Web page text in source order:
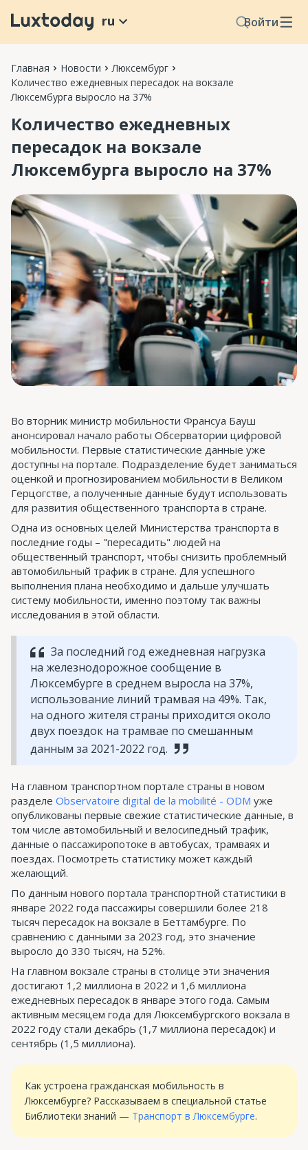
Войти
ru
Главная Новости
Люксембург
Количество ежедневных пересадок на вокзале
Люксембурга выросло на 37%
Количество ежедневных
пересадок на вокзале
Люксембурга выросло на 37%
Во вторник министр мобильности Франсуа Бауш
анонсировал начало работы Обсерватории цифровой
мобильности. Первые статистические данные уже
доступны на портале. Подразделение будет заниматься
оценкой и прогнозированием мобильности в Великом
Герцогстве, а полученные данные будут использовать
для развития общественного транспорта в стране.
Одна из основных целей Министерства транспорта в
последние годы – "пересадить" людей на
общественный транспорт, чтобы снизить проблемный
автомобильный трафик в стране. Для успешного
выполнения плана необходимо и дальше улучшать
систему мобильности, именно поэтому так важны
исследования в этой области.
За последний год ежедневная нагрузка
на железнодорожное сообщение в
Люксембурге в среднем выросла на 37%,
использование линий трамвая на 49%. Так,
на одного жителя страны приходится около
двух поездок на трамвае по смешанным
данным за 2021-2022 год.
На главном транспортном портале страны в новом
разделе Observatoire digital de la mobilité - ODM уже
опубликованы первые свежие статистические данные, в
том числе автомобильный и велосипедный трафик,
данные о пассажиропотоке в автобусах, трамваях и
поездах. Посмотреть статистику может каждый
желающий.
По данным нового портала транспортной статистики в
январе 2022 года пассажиры совершили более 218
тысяч пересадок на вокзале в Беттамбурге. По
сравнению с данными за 2023 год, это значение
выросло до 330 тысяч, на 52%.
На главном вокзале страны в столице эти значения
достигают 1,2 миллиона в 2022 и 1,6 миллиона
ежедневных пересадок в январе этого года. Самым
активным месяцем года для Люксембургского вокзала в
2022 году стали декабрь (1,7 миллиона пересадок) и
сентябрь (1,5 миллиона).
Как устроена гражданская мобильность в
Люксембурге? Рассказываем в специальной статье
Библиотеки знаний — Транспорт в Люксембурге.